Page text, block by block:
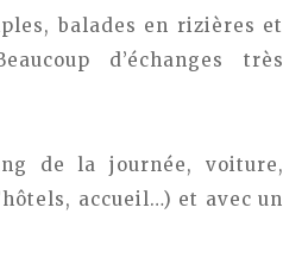
balades en rizières et
d’échanges très
de la journée, voiture,
accueil…) et avec un